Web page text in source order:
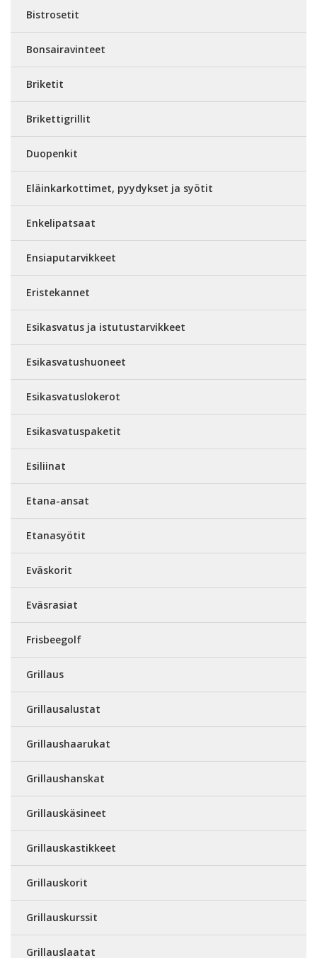
Bistrosetit
Bonsairavinteet
Briketit
Brikettigrillit
Duopenkit
Eläinkarkottimet, pyydykset ja syötit
Enkelipatsaat
Ensiaputarvikkeet
Eristekannet
Esikasvatus ja istutustarvikkeet
Esikasvatushuoneet
Esikasvatuslokerot
Esikasvatuspaketit
Esiliinat
Etana-ansat
Etanasyötit
Eväskorit
Eväsrasiat
Frisbeegolf
Grillaus
Grillausalustat
Grillaushaarukat
Grillaushanskat
Grillauskäsineet
Grillauskastikkeet
Grillauskorit
Grillauskurssit
Grillauslaatat